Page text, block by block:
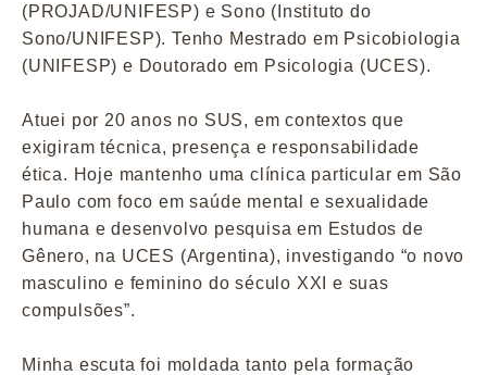
(PROJAD/UNIFESP) e Sono (Instituto do
Sono/UNIFESP). Tenho Mestrado em Psicobiologia
(UNIFESP) e Doutorado em Psicologia (UCES).
Atuei por 20 anos no SUS, em contextos que
exigiram técnica, presença e responsabilidade
ética. Hoje mantenho uma clínica particular em São
Paulo com foco em saúde mental e sexualidade
humana e desenvolvo pesquisa em Estudos de
Gênero, na UCES (Argentina), investigando “o novo
masculino e feminino do século XXI e suas
compulsões”.
Minha escuta foi moldada tanto pela formação